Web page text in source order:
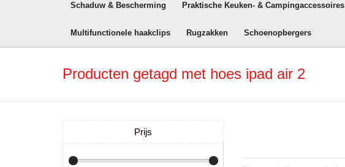
Schaduw & Bescherming Praktische Keuken- & Campingaccessoires
Multifunctionele haakclips Rugzakken Schoenopbergers
Producten getagd met hoes ipad air 2
Prijs